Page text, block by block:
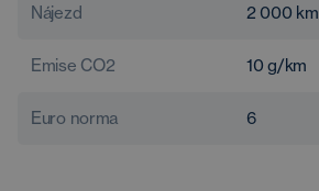
Nájezd 2 000 km
Emise CO2 10 g/km
Euro norma 6